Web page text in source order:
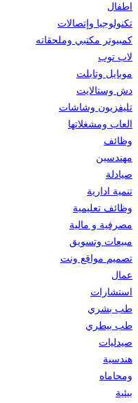
اطفال
تكنولوجيا وإتصالات
كمبيوتر مكتبي وملحقاته
لاب توب
موبايل وتابلت
دش وستالايت
تليفزيون وشاشات
العاب ومشغلاتها
وظائف
مهندسين
صيادلة
تنمية ادارية
وظائف تعليمية
مصرفية و مالية
مبيعات وتسويق
تصميم مواقع ونت
عمال
استشارات
طب بشري
طب بيطري
صيدليات
هندسية
ومحاماه
بيئية